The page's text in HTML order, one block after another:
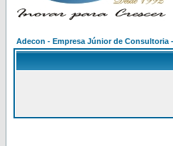
Adecon - Empresa Júnior de Consultoria